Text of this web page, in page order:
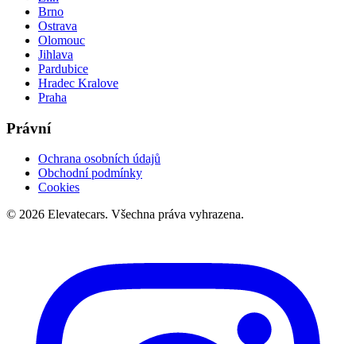
Brno
Ostrava
Olomouc
Jihlava
Pardubice
Hradec Kralove
Praha
Právní
Ochrana osobních údajů
Obchodní podmínky
Cookies
© 2026 Elevatecars. Všechna práva vyhrazena.